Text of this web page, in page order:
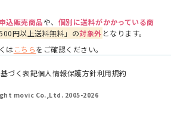
込販売商品や、 個別に送料がかかっている商
円以上送料無料」の対象外 となります。
はこちらをご確認ください。
づく表記個人情報保護方針利用規約
movic Co.,Ltd. 2005-2026